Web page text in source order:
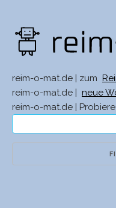
reim-o-mat.de | zum
reim-o-mat.de |
neue
reim-o-mat.de |